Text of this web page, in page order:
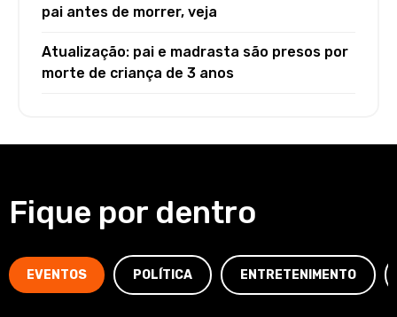
pai antes de morrer, veja
Atualização: pai e madrasta são presos por
morte de criança de 3 anos
Fique por dentro
EVENTOS POLÍTICA ENTRETENIMENTO